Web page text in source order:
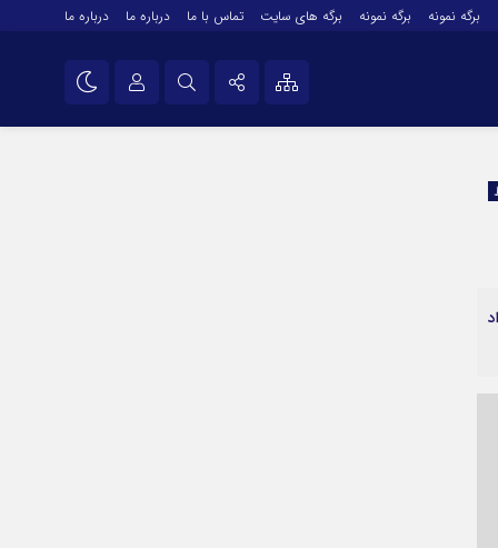
برگه نمونه برگه نمونه برگه های سایت تماس با ما درباره ما درباره ما